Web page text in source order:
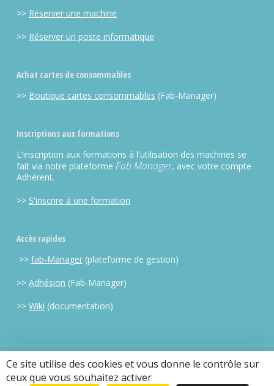
Ce site utilise des cookies et vous donne le contrôle sur
ceux que vous souhaitez activer
>> Réserver une machine
>> Réserver un poste informatique
Achat cartes de consommables
>> Boutique cartes consommables (Fab-Manager)
Inscriptions aux formations
L'inscription aux formations à l'utilisation des machines se
fait via notre plateforme Fab Manager, avec votre compte
Adhérent.
>> S'inscrire à une formation
Accès rapides
>> fab-Manager(plateforme de gestion)
>> Adhésion (Fab-Manager)
>> Wiki (documentation)
CC BY-NC-SA 2013-2025 OpenFactory |mentions legales| Mis en
place parOpenscop